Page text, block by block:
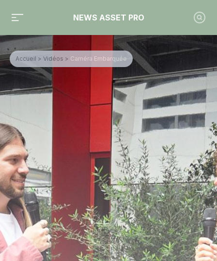
NEWS ASSET PRO
Accueil > Vidéos > Caméra Embarquée